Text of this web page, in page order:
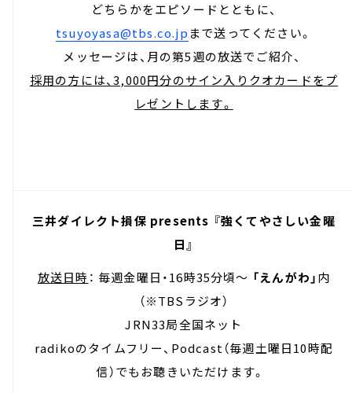
どちらかをエピソードとともに、
tsuyoyasa@tbs.co.jp まで送ってください。
メッセージは、月の第5週の放送でご紹介、
採用の方には、3,000円分のサイン入りクオカードをプ
レゼントします。
三井ダイレクト損保 presents 『強くてやさしい金曜
日』
放送日時 ： 毎週金曜日・16時35分頃～ 「えんがわ」内
（※TBSラジオ）
JRN33局全国ネット
radikoのタイムフリー、Podcast（毎週土曜日10時配
信）でもお聴きいただけます。